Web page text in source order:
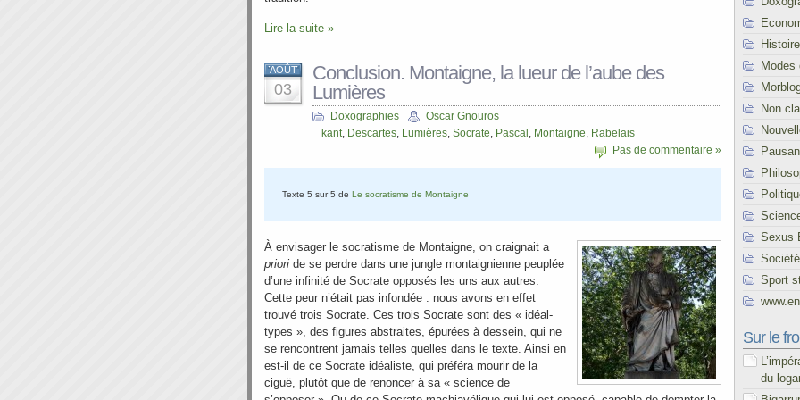
Lire la suite »
AOÛT
03
Conclusion. Montaigne, la lueur de l’aube des
Lumières
Doxographies
Oscar Gnouros
kant, Descartes, Lumières, Socrate, Pascal , Montaigne, Rabelais
Pas de commentaire »
Texte 5 sur 5 de Le socratisme de Montaigne
À envisager le socratisme de Montaigne, on craignait a
priori de se perdre dans une jungle montaignienne peuplée
d’une infinité de Socrate opposés les uns aux autres.
Cette peur n’était pas infondée : nous avons en effet
trouvé trois Socrate. Ces trois Socrate sont des « idéal-
types », des figures abstraites, épurées à dessein, qui ne
se rencontrent jamais telles quelles dans le texte. Ainsi en
est-il de ce Socrate idéaliste, qui préféra mourir de la
ciguë, plutôt que de renoncer à sa « science de
Histoire
Modes
Non
Sexus
Société
Sport
Sur le
du